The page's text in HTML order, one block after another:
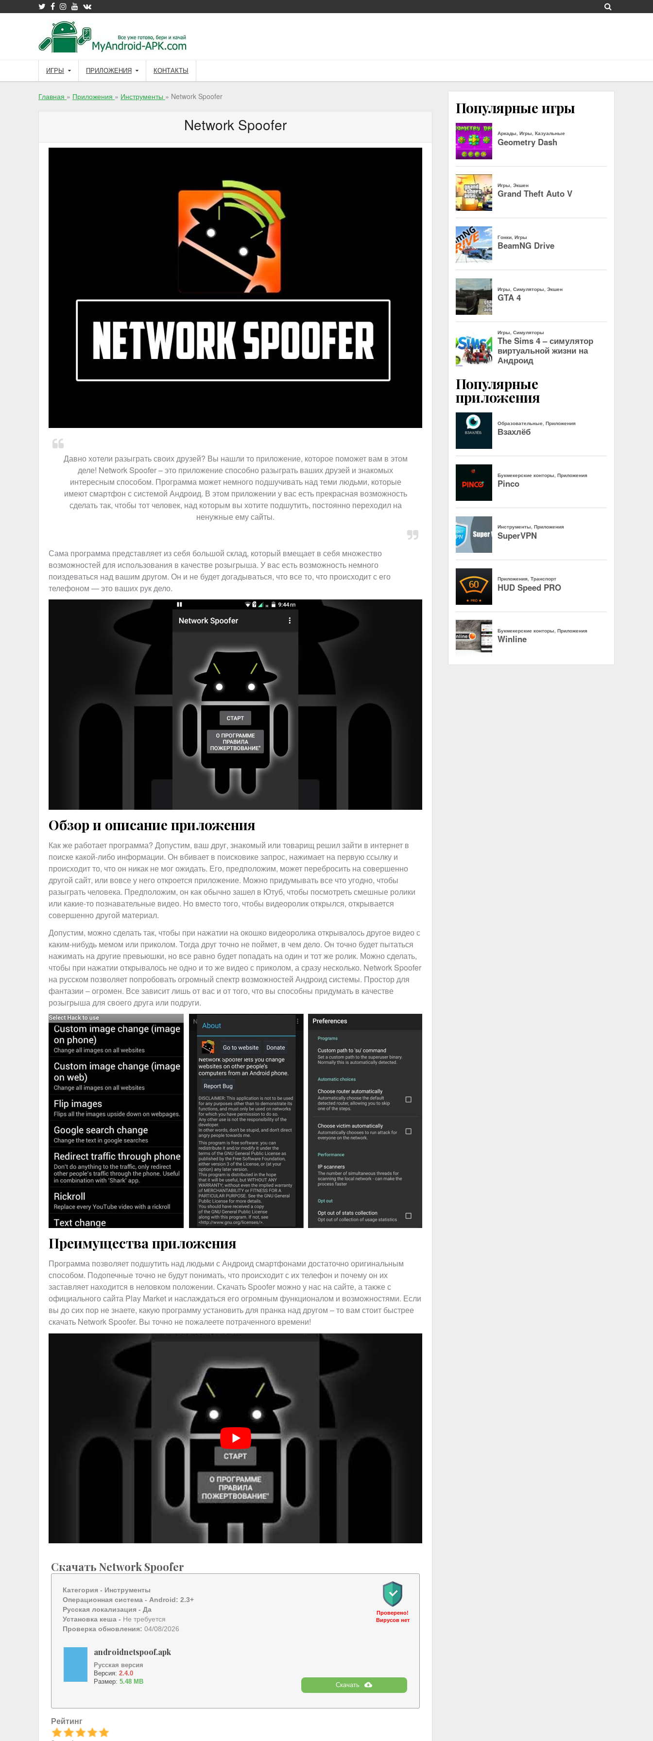
to
ИГРЫ ПРИЛОЖЕНИЯ КОНТАКТЫ
Главная » Приложения » Инструменты » Network Spoofer
Network Spoofer
Давно хотели разыграть своих друзей? Вы нашли то приложение, которое поможет вам в этом
деле! Network Spoofer – это приложение способно разыграть ваших друзей и знакомых
интересным способом. Программа может немного подшучивать над теми людьми, которые
имеют смартфон с системой Андроид. В этом приложении у вас есть прекрасная возможность
сделать так, чтобы тот человек, над которым вы хотите подшутить, постоянно переходил на
ненужные ему сайты.
Сама программа представляет из себя большой склад, который вмещает в себя множество
возможностей для использования в качестве розыгрыша. У вас есть возможность немного
поиздеваться над вашим другом. Он и не будет догадываться, что все то, что происходит с его
телефоном — это ваших рук дело.
Обзор и описание приложения
Как же работает программа? Допустим, ваш друг, знакомый или товарищ решил зайти в интернет в
поиске какой-либо информации. Он вбивает в поисковике запрос, нажимает на первую ссылку и
происходит то, что он никак не мог ожидать. Его, предположим, может перебросить на совершенно
другой сайт, или вовсе у него откроется приложение. Можно придумывать все что угодно, чтобы
разыграть человека. Предположим, он как обычно зашел в Ютуб, чтобы посмотреть смешные ролики
или какие-то познавательные видео. Но вместо того, чтобы видеоролик открылся, открывается
совершенно другой материал.
Допустим, можно сделать так, чтобы при нажатии на окошко видеоролика открывалось другое видео с
каким-нибудь мемом или приколом. Тогда друг точно не поймет, в чем дело. Он точно будет пытаться
нажимать на другие превьюшки, но все равно будет попадать на один и тот же ролик. Можно сделать,
чтобы при нажатии открывалось не одно и то же видео с приколом, а сразу несколько. Network Spoofer
на русском позволяет попробовать огромный спектр возможностей Андроид системы. Простор для
фантазии – огромен. Все зависит лишь от вас и от того, что вы способны придумать в качестве
розыгрыша для своего друга или подруги.
Преимущества приложения
Программа позволяет подшутить над людьми с Андроид смартфонами достаточно оригинальным
способом. Подопечные точно не будут понимать, что происходит с их телефон и почему он их
заставляет находится в неловком положении. Скачать Spoofer можно у нас на сайте, а также с
официального сайта Play Market и наслаждаться его огромным функционалом и возможностями. Если
вы до сих пор не знаете, какую программу установить для пранка над другом – то вам стоит быстрее
скачать Network Spoofer. Вы точно не пожалеете потраченного времени!
Скачать Network Spoofer
Категория - Инструменты
Операционная система - Android: 2.3+
Русская локализация - Да
Установка кеша - Не требуется
Проверка обновления: 04/08/2026
Проверено!
Вирусов нет
androidnetspoof.apk
Русская версия
Версия: 2.4.0
Размер: 5.48 MB Скачать
Рейтинг
Популярные игры
Популярные
приложения